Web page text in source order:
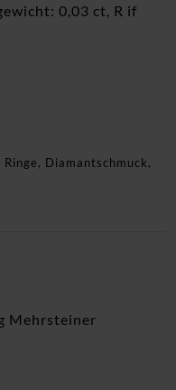
0,03 ct, R if
, Diamantschmuck,
Mehrsteiner